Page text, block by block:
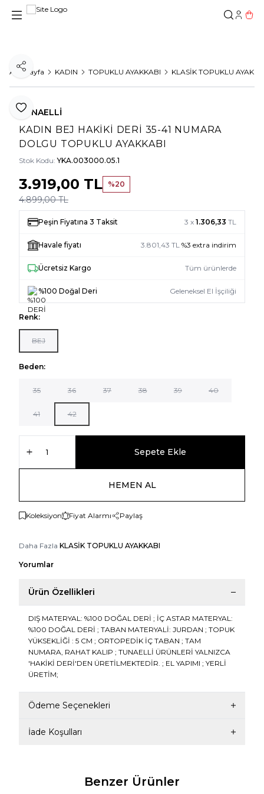
Ana Sayfa KADIN TOPUKLU AYAKKABI KLASİK TOPUKLU
Favoriye Ekle
Paylaş
TUNAELLİ
KADIN BEJ HAKIKI DERI 35-41 NUMARA
DOLGU TOPUKLU AYAKKABI
Stok Kodu:YKA.003000.05.1
4.899,00TL
3.919,00 TL %20
Peşin Fiyatına 3 Taksit 3 x 1.306,33 TL
Havale fiyatı 3.801,43 TL %3 extra indirim
Ücretsiz Kargo Tüm ürünlerde
%100 Doğal Deri Geleneksel El İşçiliği
Renk:
BEJ
Beden:
35 36 37 38 39 40
41 42
Sepete Ekle
HEMEN AL
Koleksiyon Fiyat Alarmı Paylaş
Daha Fazla KLASİK TOPUKLU AYAKKABI
Yorumlar
Ürün Özellikleri
DIŞ MATERYAL: %100 DOĞAL DERİ ; İÇ ASTAR MATERYAL:
%100 DOĞAL DERİ ; TABAN MATERYALİ: JURDAN ; TOPUK
YÜKSEKLİĞİ : 5 CM ; ORTOPEDİK İÇ TABAN ; TAM
NUMARA, RAHAT KALIP ; TUNAELLİ ÜRÜNLERİ YALNIZCA
'HAKİKİ DERİ'DEN ÜRETİLMEKTEDİR. ; EL YAPIMI ; YERLİ
ÜRETİM;
Ödeme Seçenekleri
İade Koşulları
Benzer Ürünler